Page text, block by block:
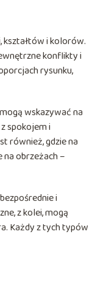
kształtów i kolorów.
konflikty i
rysunku,
wskazywać na
spokojem i
również, gdzie na
na obrzeżach –
i
z kolei, mogą
Każdy z tych typów